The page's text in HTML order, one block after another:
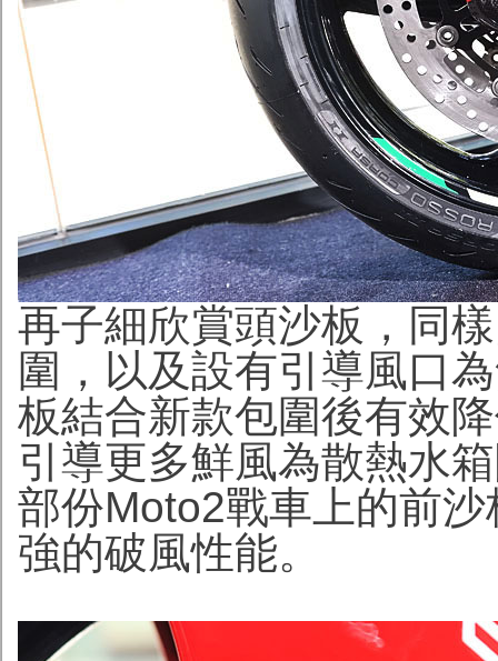
再子細欣賞頭沙板，同
圍，以及設有引導風口
板結合新款包圍後有效
引導更多鮮風為散熱水
部份Moto2戰車上的前
強的破風性能。